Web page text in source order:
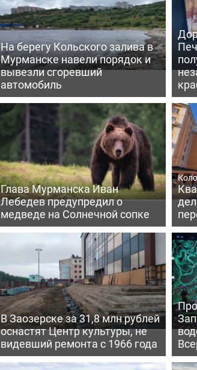
На берегу Кольского залива в
Мурманске навели порядок и
вывезли сгоревший
автомобиль
Глава Мурманска Иван
Лебедев предупредил о
медведе на Солнечной сопке
В Заозерске за 31,8 млн рублей
оснастят Центр культуры, не
видевший ремонта с 1966 года